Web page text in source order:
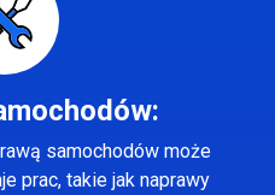
samochodów może
prac, takie jak naprawy